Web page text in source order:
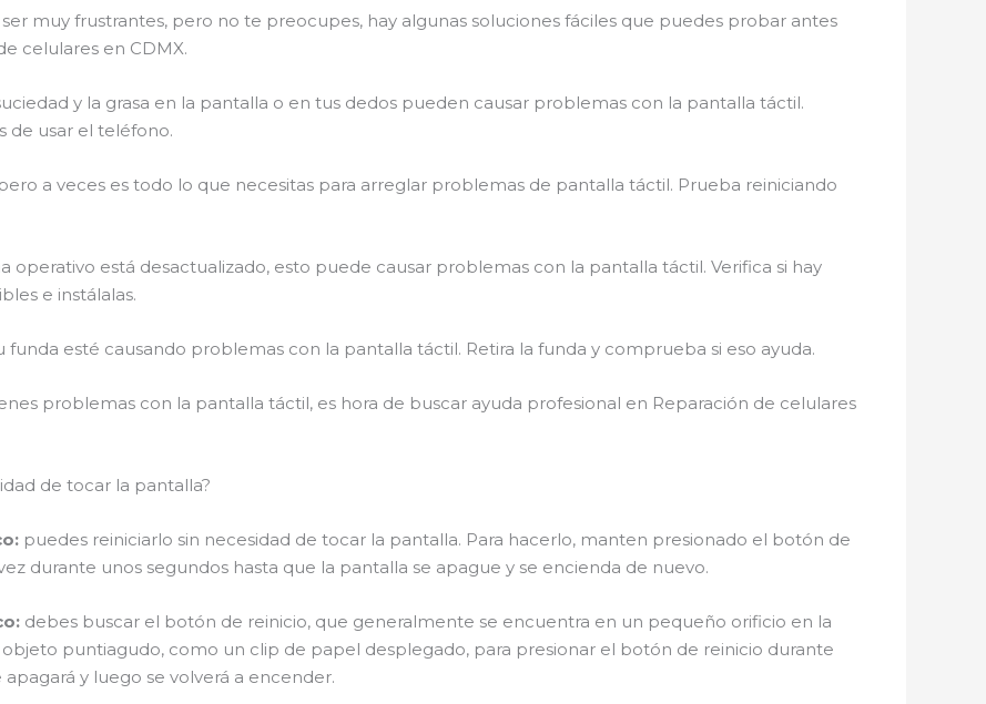
muy frustrantes, pero no te preocupes, hay algunas soluciones fáciles que puedes probar antes
celulares en CDMX.
y la grasa en la pantalla o en tus dedos pueden causar problemas con la pantalla táctil.
de usar el teléfono.
a veces es todo lo que necesitas para arreglar problemas de pantalla táctil. Prueba reiniciando
operativo está desactualizado, esto puede causar problemas con la pantalla táctil. Verifica si hay
e instálalas.
funda esté causando problemas con la pantalla táctil. Retira la funda y comprueba si eso ayuda.
problemas con la pantalla táctil, es hora de buscar ayuda profesional en Reparación de celulares
de tocar la pantalla?
puedes reiniciarlo sin necesidad de tocar la pantalla. Para hacerlo, manten presionado el botón de
durante unos segundos hasta que la pantalla se apague y se encienda de nuevo.
debes buscar el botón de reinicio, que generalmente se encuentra en un pequeño orificio en la
puntiagudo, como un clip de papel desplegado, para presionar el botón de reinicio durante
y luego se volverá a encender.